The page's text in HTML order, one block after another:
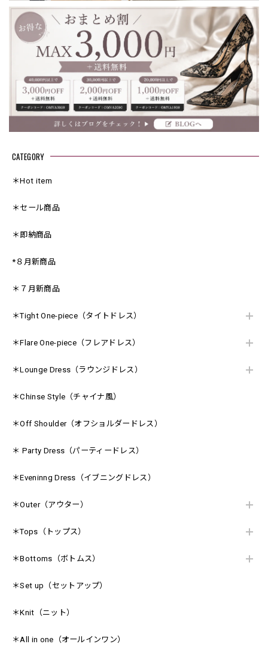
CATEGORY
＊Hot item
＊セール商品
＊即納商品
*８月新商品
＊７月新商品
＊Tight One-piece（タイトドレス）
＊Flare One-piece（フレアドレス）
＊Lounge Dress（ラウンジドレス）
＊Chinse Style（チャイナ風）
＊Off Shoulder（オフショルダードレス）
＊ Party Dress（パーティードレス）
＊Eveninng Dress（イブニングドレス）
＊Outer（アウター）
＊Tops（トップス）
＊Bottoms（ボトムス）
＊Set up（セットアップ）
＊Knit（ニット）
＊All in one（オールインワン）